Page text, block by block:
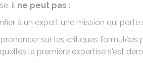
il ne peut pas :
à un expert une mission qui
sur les critiques formulées
la première expertise s'est